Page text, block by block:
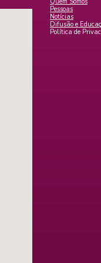
Pessoas
Notícias
Difusão e
Política de